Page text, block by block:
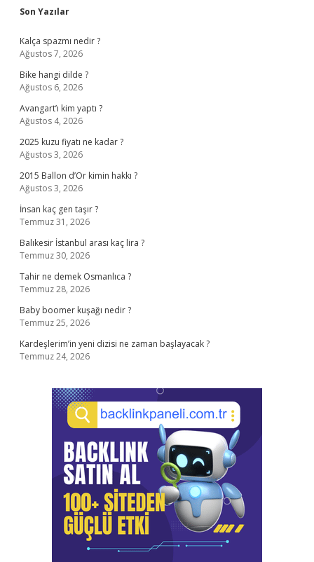
Sidebar
Son Yazılar
Kalça spazmı nedir ?
Ağustos 7, 2026
Bike hangi dilde ?
Ağustos 6, 2026
Avangart’ı kim yaptı ?
Ağustos 4, 2026
2025 kuzu fiyatı ne kadar ?
Ağustos 3, 2026
2015 Ballon d’Or kimin hakkı ?
Ağustos 3, 2026
İnsan kaç gen taşır ?
Temmuz 31, 2026
Balıkesir İstanbul arası kaç lira ?
Temmuz 30, 2026
Tahir ne demek Osmanlıca ?
Temmuz 28, 2026
Baby boomer kuşağı nedir ?
Temmuz 25, 2026
Kardeşlerim’in yeni dizisi ne zaman başlayacak ?
Temmuz 24, 2026